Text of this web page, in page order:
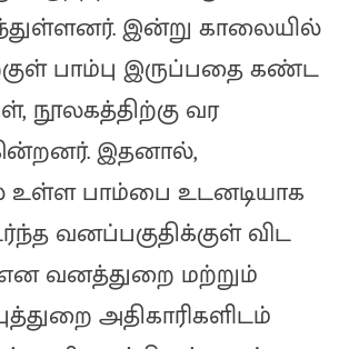
இன்று காலையில்
பாம்பு இருப்பதை கண்ட
நூலகத்திற்கு வர
இதனால்,
உள்ள பாம்பை உடனடியாக
வனப்பகுதிக்குள் விட
வனத்துறை மற்றும்
அதிகாரிகளிடம்